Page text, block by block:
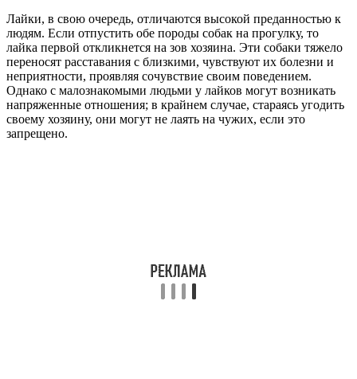
Лайки, в свою очередь, отличаются высокой преданностью к
людям. Если отпустить обе породы собак на прогулку, то
лайка первой откликнется на зов хозяина. Эти собаки тяжело
переносят расставания с близкими, чувствуют их болезни и
неприятности, проявляя сочувствие своим поведением.
Однако с малознакомыми людьми у лайков могут возникать
напряженные отношения; в крайнем случае, стараясь угодить
своему хозяину, они могут не лаять на чужих, если это
запрещено.